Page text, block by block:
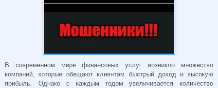
В современном мире финансовых услуг возникло множество
компаний, которые обещают клиентам быстрый доход и высокую
прибыль. Однако с каждым годом увеличивается количество